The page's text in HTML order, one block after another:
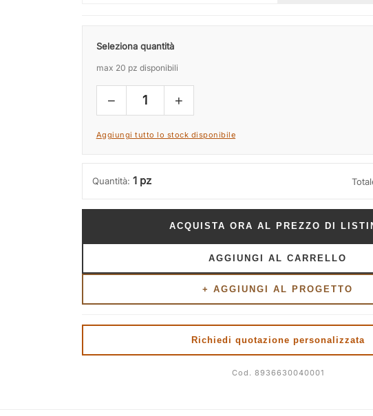
Seleziona quantità
max 20 pz disponibili
− 1 +
Aggiungi tutto lo stock disponibile
Quantità: 1 pz
ACQUISTA ORA AL PREZZO DI
AGGIUNGI AL CARRELLO
+ AGGIUNGI AL PROGETTO
Richiedi quotazione personalizzata
Cod. 8936630040001